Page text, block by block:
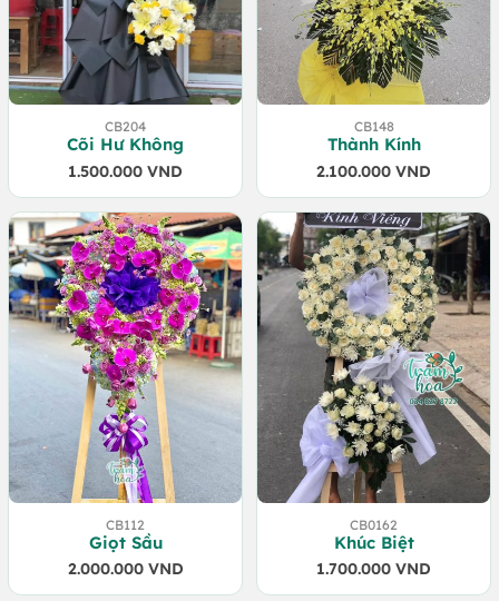
CB204
Cõi Hư Không
1.500.000 VND
CB148
Thành Kính
2.100.000 VND
CB112
Giọt Sầu
2.000.000 VND
CB0162
Khúc Biệt
1.700.000 VND